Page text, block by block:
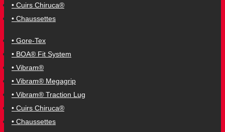
• Cuirs Chiruca®
• Chaussettes
• Gore-Tex
• BOA® Fit System
• Vibram®
• Vibram® Megagrip
• Vibram® Traction Lug
• Cuirs Chiruca®
• Chaussettes